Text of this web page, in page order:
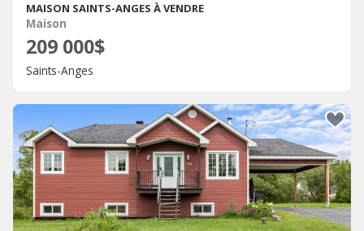
MAISON SAINTS-ANGES À VENDRE
Maison
209 000$
Saints-Anges